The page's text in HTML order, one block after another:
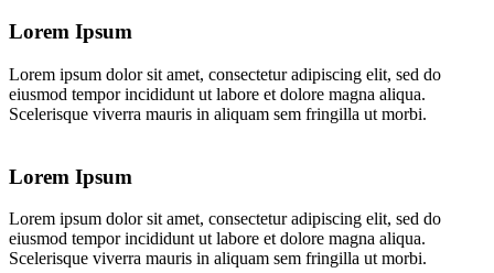
Lorem Ipsum
Lorem ipsum dolor sit amet, consectetur adipiscing elit, sed do
eiusmod tempor incididunt ut labore et dolore magna aliqua.
Scelerisque viverra mauris in aliquam sem fringilla ut morbi.
Lorem Ipsum
Lorem ipsum dolor sit amet, consectetur adipiscing elit, sed do
eiusmod tempor incididunt ut labore et dolore magna aliqua.
Scelerisque viverra mauris in aliquam sem fringilla ut morbi.